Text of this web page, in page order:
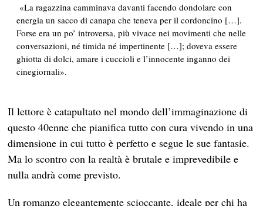
«La ragazzina camminava davanti facendo dondolare con
energia un sacco di canapa che teneva per il cordoncino […].
Forse era un po’ introversa, più vivace nei movimenti che nelle
conversazioni, né timida né impertinente […]; doveva essere
ghiotta di dolci, amare i cuccioli e l’innocente inganno dei
cinegiornali».
Il lettore è catapultato nel mondo dell’immaginazione di
questo 40enne che pianifica tutto con cura vivendo in una
dimensione in cui tutto è perfetto e segue le sue fantasie.
Ma lo scontro con la realtà è brutale e imprevedibile e
nulla andrà come previsto.
Un romanzo elegantemente scioccante, ideale per chi ha